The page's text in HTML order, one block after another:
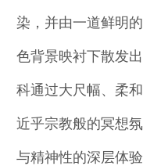
染，并由一道鲜明
色背景映衬下散发
科通过大尺幅、柔
近乎宗教般的冥想
与精神性的深层体验